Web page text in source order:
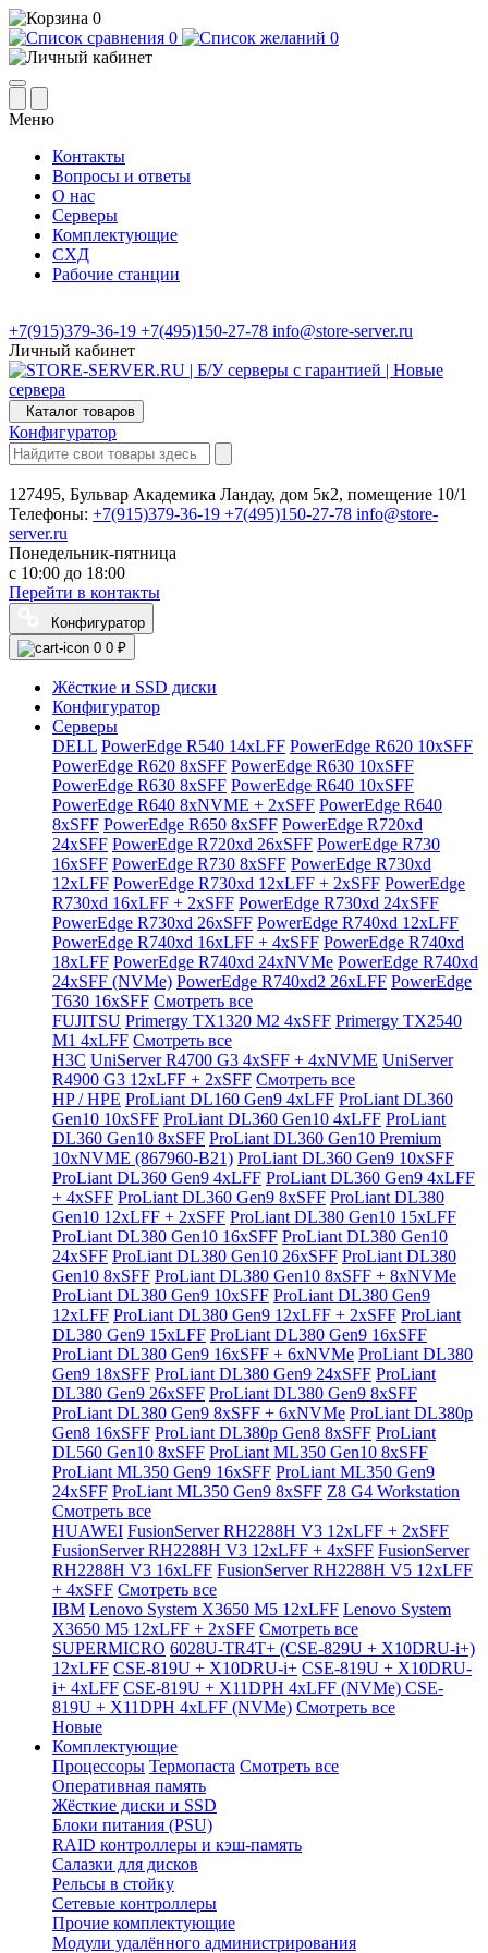
0
0
0
Меню
Контакты
Вопросы и ответы
О нас
Серверы
Комплектующие
СХД
Рабочие станции
+7(915)379-36-19 +7(495)150-27-78 info@store-server.ru
Личный кабинет
Каталог товаров
Конфигуратор
127495, Бульвар Академика Ландау, дом 5к2, помещение 10/1
Телефоны: +7(915)379-36-19 +7(495)150-27-78 info@store-
server.ru
Понедельник-пятница
с 10:00 до 18:00
Перейти в контакты
Конфигуратор
0 0 ₽
Жёсткие и SSD диски
Конфигуратор
Серверы
DELL PowerEdge R540 14xLFF PowerEdge R620 10xSFF
PowerEdge R620 8xSFF PowerEdge R630 10xSFF
PowerEdge R630 8xSFF PowerEdge R640 10xSFF
PowerEdge R640 8xNVME + 2xSFF PowerEdge R640
8xSFF PowerEdge R650 8xSFF PowerEdge R720xd
24xSFF PowerEdge R720xd 26xSFF PowerEdge R730
16xSFF PowerEdge R730 8xSFF PowerEdge R730xd
12xLFF PowerEdge R730xd 12xLFF + 2xSFF PowerEdge
R730xd 16xLFF + 2xSFF PowerEdge R730xd 24xSFF
PowerEdge R730xd 26xSFF PowerEdge R740xd 12xLFF
PowerEdge R740xd 16xLFF + 4xSFF PowerEdge R740xd
18xLFF PowerEdge R740xd 24xNVMe PowerEdge R740xd
24xSFF (NVMe) PowerEdge R740xd2 26xLFF PowerEdge
T630 16xSFF Смотреть все
FUJITSU Primergy TX1320 M2 4xSFF Primergy TX2540
M1 4xLFF Смотреть все
H3C UniServer R4700 G3 4xSFF + 4xNVME UniServer
R4900 G3 12xLFF + 2xSFF Смотреть все
HP / HPE ProLiant DL160 Gen9 4xLFF ProLiant DL360
Gen10 10xSFF ProLiant DL360 Gen10 4xLFF ProLiant
DL360 Gen10 8xSFF ProLiant DL360 Gen10 Premium
10xNVME (867960-B21) ProLiant DL360 Gen9 10xSFF
ProLiant DL360 Gen9 4xLFF ProLiant DL360 Gen9 4xLFF
+ 4xSFF ProLiant DL360 Gen9 8xSFF ProLiant DL380
Gen10 12xLFF + 2xSFF ProLiant DL380 Gen10 15xLFF
ProLiant DL380 Gen10 16xSFF ProLiant DL380 Gen10
24xSFF ProLiant DL380 Gen10 26xSFF ProLiant DL380
Gen10 8xSFF ProLiant DL380 Gen10 8xSFF + 8xNVMe
ProLiant DL380 Gen9 10xSFF ProLiant DL380 Gen9
12xLFF ProLiant DL380 Gen9 12xLFF + 2xSFF ProLiant
DL380 Gen9 15xLFF ProLiant DL380 Gen9 16xSFF
ProLiant DL380 Gen9 16xSFF + 6xNVMe ProLiant DL380
Gen9 18xSFF ProLiant DL380 Gen9 24xSFF ProLiant
DL380 Gen9 26xSFF ProLiant DL380 Gen9 8xSFF
ProLiant DL380 Gen9 8xSFF + 6xNVMe ProLiant DL380p
Gen8 16xSFF ProLiant DL380p Gen8 8xSFF ProLiant
DL560 Gen10 8xSFF ProLiant ML350 Gen10 8xSFF
ProLiant ML350 Gen9 16xSFF ProLiant ML350 Gen9
24xSFF ProLiant ML350 Gen9 8xSFF Z8 G4 Workstation
Смотреть все
HUAWEI FusionServer RH2288H V3 12xLFF + 2xSFF
FusionServer RH2288H V3 12xLFF + 4xSFF FusionServer
RH2288H V3 16xLFF FusionServer RH2288H V5 12xLFF
+ 4xSFF Смотреть все
IBM Lenovo System X3650 M5 12xLFF Lenovo System
X3650 M5 12xLFF + 2xSFF Смотреть все
SUPERMICRO 6028U-TR4T+ (CSE-829U + X10DRU-i+)
12xLFF CSE-819U + X10DRU-i+ CSE-819U + X10DRU-
i+ 4xLFF CSE-819U + X11DPH 4xLFF (NVMe) CSE-
819U + X11DPH 4xLFF (NVMe) Смотреть все
Новые
Комплектующие
Процессоры Термопаста Смотреть все
Оперативная память
Жёсткие диски и SSD
Блоки питания (PSU)
RAID контроллеры и кэш-память
Салазки для дисков
Рельсы в стойку
Сетевые контроллеры
Прочие комплектующие
Модули удалённого администрирования